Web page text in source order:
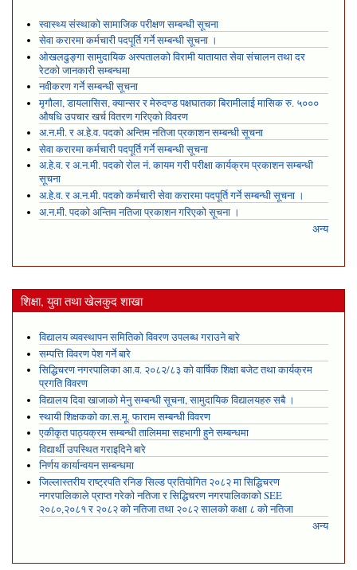
स्वास्थ्य संस्थाको सामाजिक परीक्षण सम्बन्धी सूचना
सेवा करारमा कर्मचारी पदपूर्ति गर्ने सम्बन्धी सूचना ।
ओखलढुङ्गा सामुदायिक अस्पतालको विरामी यातायात सेवा संचालन तथा दर
रेटको जानकारी सम्बन्धमा
नवीकरण गर्ने सम्बन्धी सूचना
मृगौला, डायलासिस, क्यान्सर र मेरुदण्ड पक्षघातका बिरामीलाई मासिक रु. ५०००
औषधि उपचार खर्च वितरण गरिएको विवरण
अ.न.मी. र अ.हे.व. पदको अन्तिम नतिजा प्रकाशन सम्बन्धी सूचना
सेवा करारमा कर्मचारी पदपूर्ति गर्ने सम्बन्धी सूचना
अ.हे.व. र अ.न.मी. पदको रोल नं. कायम गरी परीक्षा कार्यक्रम प्रकाशन सम्बन्धी
सूचना
अ.हे.व. र अ.न.मी. पदको कर्मचारी सेवा करारमा पदपूर्ति गर्ने सम्बन्धी सूचना ।
अ.न.मी. पदको अन्तिम नतिजा प्रकाशन गरिएको सूचना ।
अन्य
शिक्षा, युवा तथा खेलकुद शाखा
विद्यालय व्यवस्थापन समितिको विवरण उपलब्ध गराउने बारे
सम्पत्ति विवरण पेश गर्ने बारे
सिद्धिचरण नगरपालिका आ.व. २०८२/८३ को वार्षिक शिक्षा बजेट तथा कार्यक्रम
प्रगति विवरण
विद्यालय दिवा खाजाको मेनु सम्बन्धी सूचना, सामुदायिक विद्यालयहरु सबै ।
स्थायी शिक्षकको का.स.मू. फाराम सम्बन्धी विवरण
एकीकृत पाठ्यक्रम सम्बन्धी तालिममा सहभागी हुने सम्बन्धमा
विद्यार्थी उपस्थित गराइदिने बारे
निर्णय कार्यान्वयन सम्बन्धमा
जिल्लास्तरीय राष्ट्रपति रनिङ सिल्ड प्रतियोगित २०८२ मा सिद्धिचरण
नगरपालिकाले प्राप्त गरेकाे नतिजा र सिद्धिचरण नगरपालिकाको SEE
२०८०,२०८१ र २०८२ को नतिजा तथा २०८२ सालको कक्षा ८ को नतिजा
अन्य